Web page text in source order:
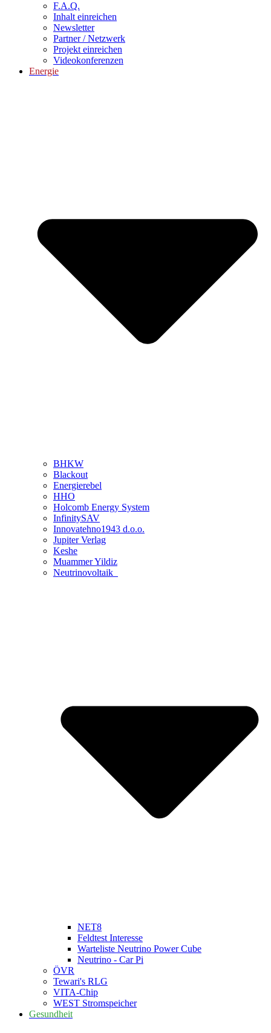
F.A.Q.
Inhalt einreichen
Newsletter
Partner / Netzwerk
Projekt einreichen
Videokonferenzen
Energie
BHKW
Blackout
Energierebel
HHO
Holcomb Energy System
InfinitySAV
Innovatehno1943 d.o.o.
Jupiter Verlag
Keshe
Muammer Yildiz
Neutrinovoltaik
NET8
Feldtest Interesse
Warteliste Neutrino Power Cube
Neutrino - Car Pi
ÖVR
Tewari's RLG
VITA-Chip
WEST Stromspeicher
Gesundheit